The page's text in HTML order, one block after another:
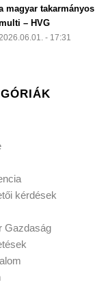
magyar takarmányos
– HVG
2026.06.01. - 17:31
kérdések
Gazdaság